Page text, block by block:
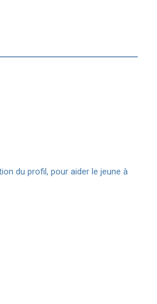
du profil, pour aider le jeune à